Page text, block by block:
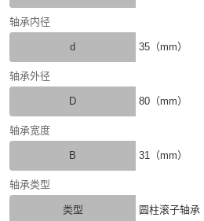
轴承内径
d 35（mm）
轴承外径
D 80（mm）
轴承宽度
B 31（mm）
轴承类型
类型 圆柱滚子轴承